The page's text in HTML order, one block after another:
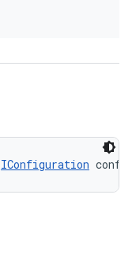
IConfiguration